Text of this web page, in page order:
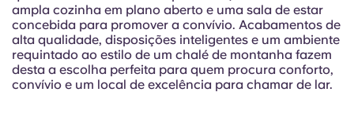
French
Portuguese
ampla cozinha em plano aberto e uma sala de estar
concebida para promover a convívio. Acabamentos de
alta qualidade, disposições inteligentes e um ambiente
requintado ao estilo de um chalé de montanha fazem
desta a escolha perfeita para quem procura conforto,
convívio e um local de excelência para chamar de lar.